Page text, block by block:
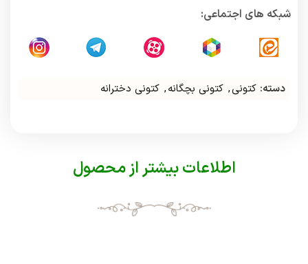
شبکه های اجتماعی:
دسته: کتونی, کتونی بچگانه, کتونی دخترانه
اطلاعات بیشتر از محصول